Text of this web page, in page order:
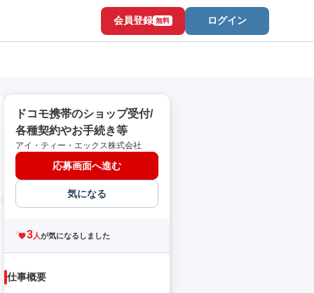
会員登録 無料 ログイン
ドコモ携帯のショップ受付/
各種契約やお手続き等
アイ・ティー・エックス株式会社
応募画面へ進む
気になる
3人が気になるしました
仕事概要